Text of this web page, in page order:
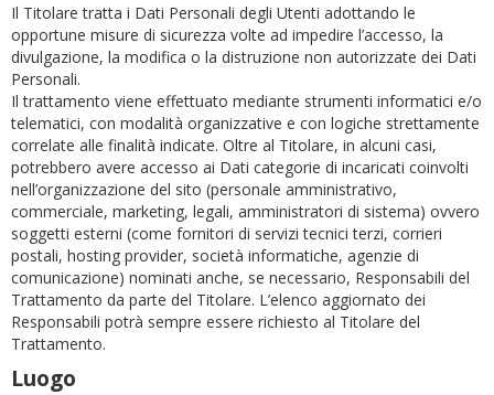
Il Titolare tratta i Dati Personali degli Utenti adottando le
opportune misure di sicurezza volte ad impedire l’accesso, la
divulgazione, la modifica o la distruzione non autorizzate dei Dati
Personali.
Il trattamento viene effettuato mediante strumenti informatici e/o
telematici, con modalità organizzative e con logiche strettamente
correlate alle finalità indicate. Oltre al Titolare, in alcuni casi,
potrebbero avere accesso ai Dati categorie di incaricati coinvolti
nell’organizzazione del sito (personale amministrativo,
commerciale, marketing, legali, amministratori di sistema) ovvero
soggetti esterni (come fornitori di servizi tecnici terzi, corrieri
postali, hosting provider, società informatiche, agenzie di
comunicazione) nominati anche, se necessario, Responsabili del
Trattamento da parte del Titolare. L’elenco aggiornato dei
Responsabili potrà sempre essere richiesto al Titolare del
Trattamento.
Luogo